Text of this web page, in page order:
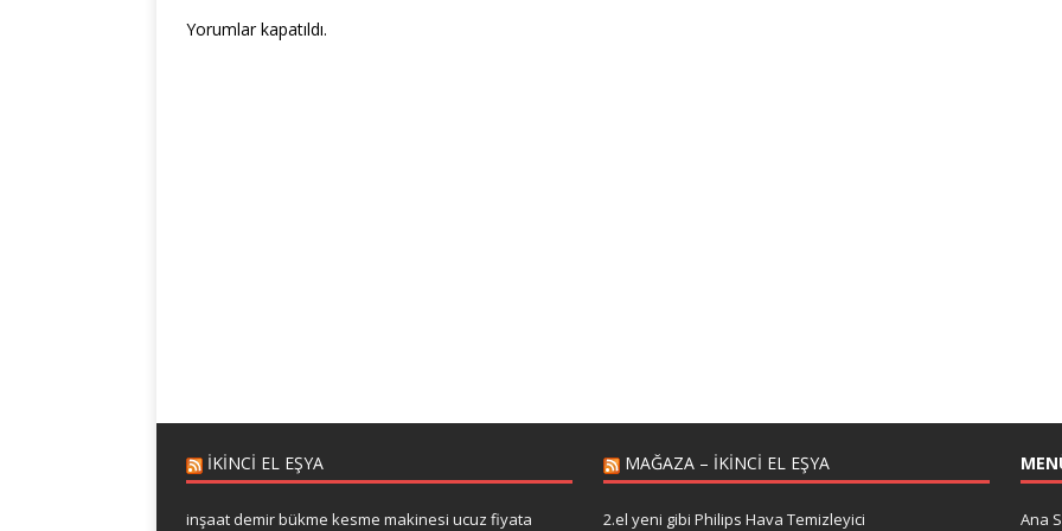
Yorumlar kapatıldı.
IKINCI EL EŞYA
inşaat demir bükme kesme makinesi ucuz fiyata
MAĞAZA – IKINCI EL EŞYA
2.el yeni gibi Philips Hava Temizleyici Ana